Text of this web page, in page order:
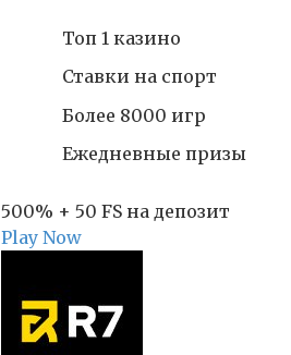
Топ 1 казино
Ставки на спорт
Более 8000 игр
Ежедневные призы
500% + 50 FS на депозит
Play Now